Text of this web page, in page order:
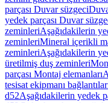
parçası Duvar süzgeci
yedek parçası Duvar
zeminleriAşağıdakilerin
zeminleriMineral içerikli
zeminleriAşağıdakilerin
üretilmiş duş zeminleri
parçası Montaj elemanları
tesisat ekipmanı
d52Aşağıdakilerin yedek